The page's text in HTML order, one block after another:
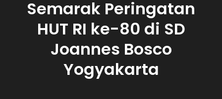
Semarak Peringatan
HUT RI ke-80 di SD
Joannes Bosco
Yogyakarta